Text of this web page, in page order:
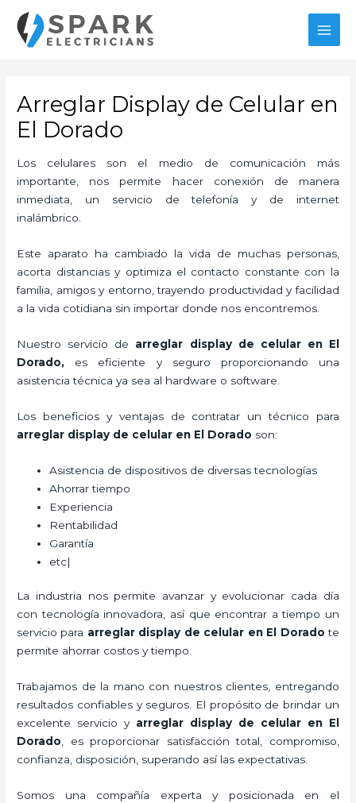
contenido
Arreglar Display de Celular en
El Dorado
Los celulares son el medio de comunicación más
importante, nos permite hacer conexión de manera
inmediata, un servicio de telefonía y de internet
inalámbrico.
Este aparato ha cambiado la vida de muchas personas,
acorta distancias y optimiza el contacto constante con la
familia, amigos y entorno, trayendo productividad y facilidad
a la vida cotidiana sin importar donde nos encontremos.
Nuestro servicio de arreglar display de celular en El
Dorado, es eficiente y seguro proporcionando una
asistencia técnica ya sea al hardware o software.
Los beneficios y ventajas de contratar un técnico para
arreglar display de celular en El Dorado son:
Asistencia de dispositivos de diversas tecnologías
Ahorrar tiempo
Experiencia
Rentabilidad
Garantía
etc|
La industria nos permite avanzar y evolucionar cada día
con tecnología innovadora, así que encontrar a tiempo un
servicio para arreglar display de celular en El Dorado te
permite ahorrar costos y tiempo.
Trabajamos de la mano con nuestros clientes, entregando
resultados confiables y seguros. El propósito de brindar un
excelente servicio y arreglar display de celularen El
Dorado , es proporcionar satisfacción total, compromiso,
confianza, disposición, superando así las expectativas.
Somos una compañía experta y posicionada en el